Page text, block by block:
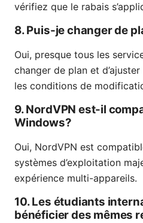
vérifiez que le rabais
8. Puis-je changer de
Oui, presque tous les
changer de plan et
les conditions de
9. NordVPN est-il
Windows?
Oui, NordVPN est
systèmes d’exploitation
expérience multi-appareils.
10. Les étudiants
bénéficier des mêmes